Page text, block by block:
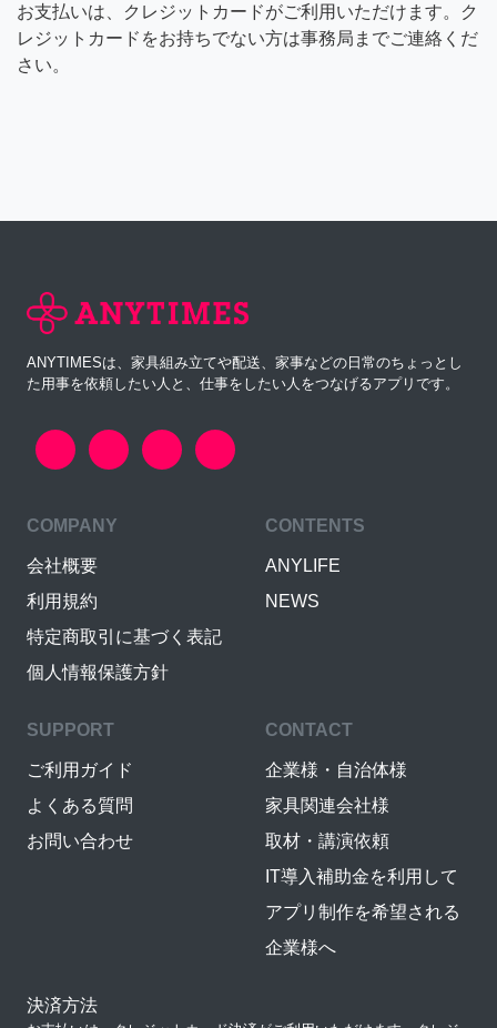
お支払いは、クレジットカードがご利用いただけます。ク
レジットカードをお持ちでない方は事務局までご連絡くだ
さい。
ANYTIMESは、家具組み立てや配送、家事などの日常のちょっとし
た用事を依頼したい人と、仕事をしたい人をつなげるアプリです。
COMPANY
会社概要
利用規約
特定商取引に基づく表記
個人情報保護方針
CONTENTS
ANYLIFE
NEWS
SUPPORT
ご利用ガイド
よくある質問
お問い合わせ
CONTACT
企業様・自治体様
家具関連会社様
取材・講演依頼
IT導入補助金を利用して
アプリ制作を希望される
企業様へ
決済方法